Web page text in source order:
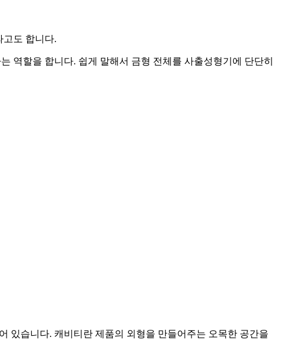
고도 합니다.
역할을 합니다. 쉽게 말해서 금형 전체를 사출성형기에 단단히
있습니다. 캐비티란 제품의 외형을 만들어주는 오목한 공간을